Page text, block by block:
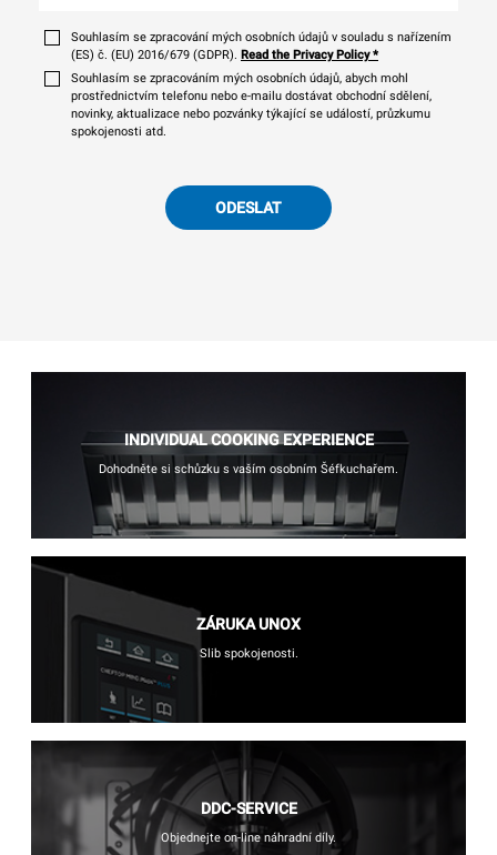
Souhlasím se zpracování mých osobních údajů v souladu s nařízením
(ES) č. (EU) 2016/679 (GDPR). Read the Privacy Policy*
Souhlasím se zpracováním mých osobních údajů, abych mohl
prostřednictvím telefonu nebo e-mailu dostávat obchodní sdělení,
novinky, aktualizace nebo pozvánky týkající se událostí, průzkumu
spokojenosti atd.
ODESLAT
INDIVIDUAL COOKING EXPERIENCE
Dohodněte si schůzku s vaším osobním Šéfkuchařem.
ZÁRUKA UNOX
Slib spokojenosti.
DDC-SERVICE
Objednejte on-line náhradní díly.